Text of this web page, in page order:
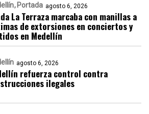
Portada agosto 6, 2026
La Terraza marcaba con manillas a
de extorsiones en conciertos y
en Medellín
agosto 6, 2026
refuerza control contra
ilegales